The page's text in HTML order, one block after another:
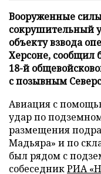
Вооруженные
сокрушительный
объекту взвода
Херсоне, сообщил
18-й
с позывным
Авиация с
удар по
размещения
Мадьяра» и по
был рядом с
собеседникРИА